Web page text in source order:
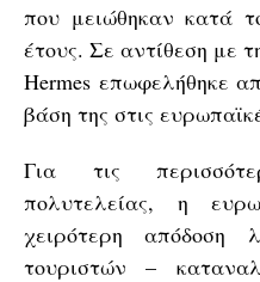
που μειώθηκαν κατά
έτους. Σε αντίθεση με
Hermes επωφελήθηκε
βάση της στις
Για τις
πολυτελείας, η
χειρότερη απόδοση
τουριστών –